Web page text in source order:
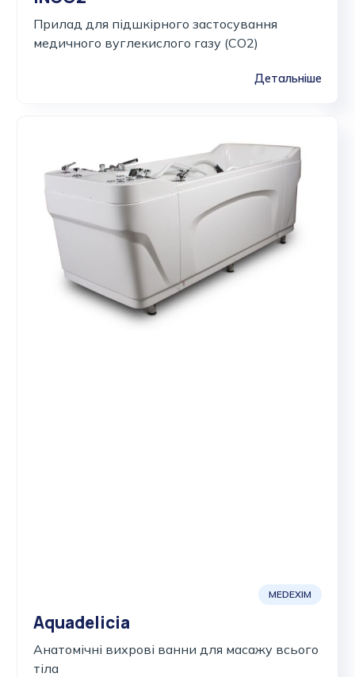
Прилад для підшкірного застосування
медичного вуглекислого газу (CO2)
Детальніше
MEDEXIM
Aquadelicia
Анатомічні вихрові ванни для масажу всього
тіла